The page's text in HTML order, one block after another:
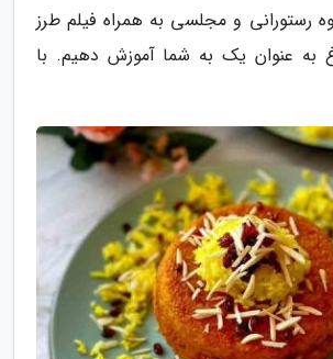
رستورانی و مجلسی به همراه فیلم طرز
به عنوان یک به شما آموزش دهیم. با